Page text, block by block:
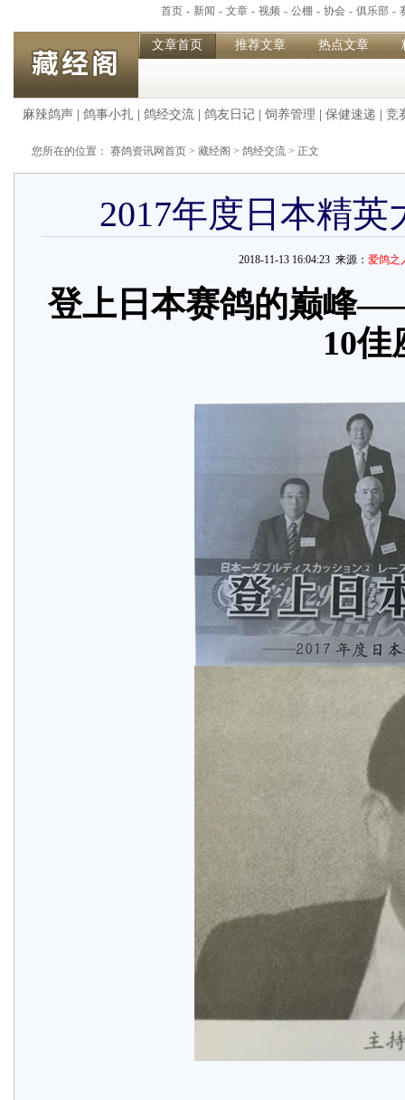
首页 - 新闻 - 文章 - 视频 - 公棚 - 协会 - 俱乐部 -
文章首页 推荐文章 热点文章
麻辣鸽声 鸽事小扎 鸽经交流 鸽友日记 饲养管理 保健速递 竞
您所在的位置： 赛鸽资讯网首页 > 藏经阁 > 鸽经交流 > 正文
2017年度日本精
2018-11-13 16:04:23 来源： 爱鸽之
登上日本赛鸽的巅峰
10佳